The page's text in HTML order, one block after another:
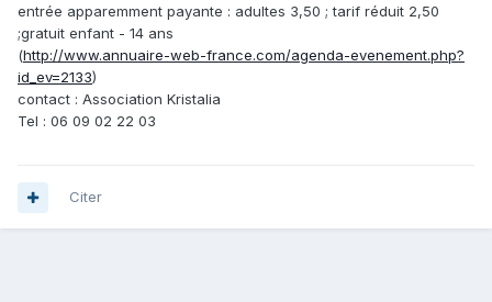
entrée apparemment payante : adultes 3,50 ; tarif réduit 2,50
;gratuit enfant - 14 ans
(http://www.annuaire-web-france.com/agenda-evenement.php?
id_ev=2133)
contact : Association Kristalia
Tel : 06 09 02 22 03
Citer